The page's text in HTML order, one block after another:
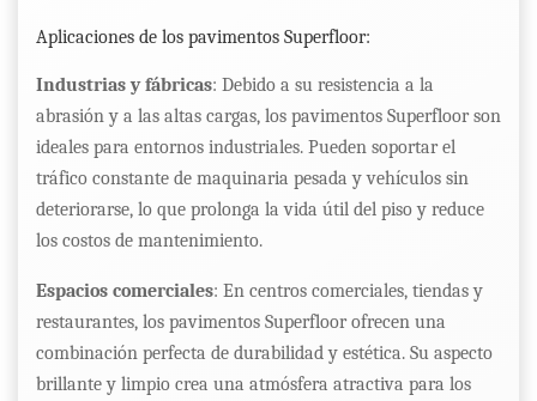
Aplicaciones de los pavimentos Superfloor:
Industrias y fábricas: Debido a su resistencia a la
abrasión y a las altas cargas, los pavimentos Superfloor son
ideales para entornos industriales. Pueden soportar el
tráfico constante de maquinaria pesada y vehículos sin
deteriorarse, lo que prolonga la vida útil del piso y reduce
los costos de mantenimiento.
Espacios comerciales: En centros comerciales, tiendas y
restaurantes, los pavimentos Superfloor ofrecen una
combinación perfecta de durabilidad y estética. Su aspecto
brillante y limpio crea una atmósfera atractiva para los